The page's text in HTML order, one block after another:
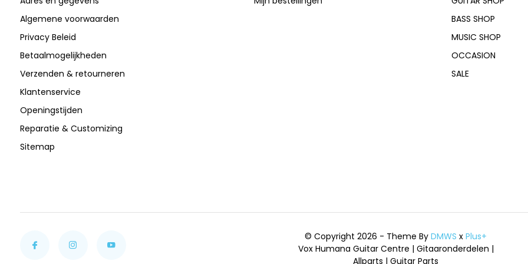
Algemene voorwaarden
Privacy Beleid
Betaalmogelijkheden
Verzenden & retourneren
Klantenservice
Openingstijden
Reparatie & Customizing
Sitemap
BASS SHOP
MUSIC SHOP
OCCASION
SALE
© Copyright 2026 - Theme ByDMWS xPlus+
Vox Humana Guitar Centre | Gitaaronderdelen |
Allparts | Guitar Parts